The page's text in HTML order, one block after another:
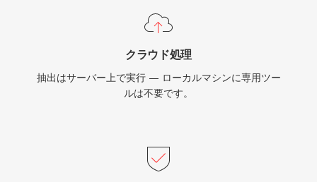
クラウド処理
抽出はサーバー上で実行 — ローカルマシンに専用ツー
ルは不要です。